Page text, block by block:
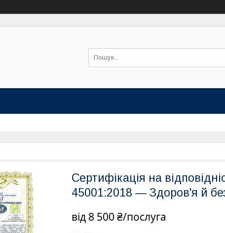
Сертифікація на
45001:2018 — Здоров'я й
від 8 500 ₴/послуга